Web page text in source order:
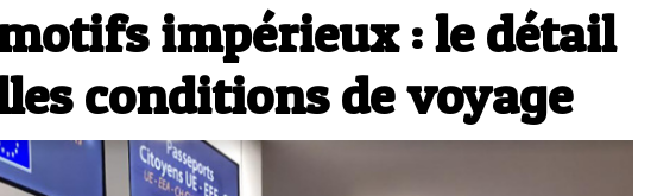
impérieux : le détail
conditions de voyage